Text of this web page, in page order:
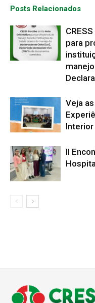
Posts Relacionados
para
Veja
Interior
II